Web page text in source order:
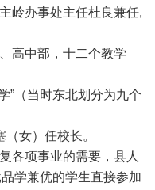
岭办事处主任杜良兼任,
高中部，十二个教学
”（当时东北划分为九个
女）任校长。
各项事业的需要，县人
学兼优的学生直接参加